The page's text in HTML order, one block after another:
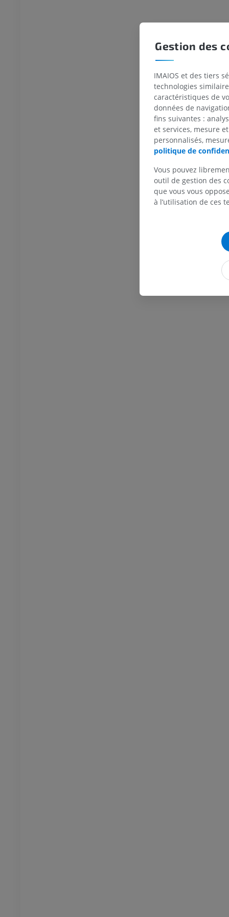
Illustrations
TDM de la cheville et du pied
Gestion des
IMAIOS et des tiers
technologies
caractéristiques de
données de
fins suivantes :
et services, mesure
personnalisés,
politique de
Vous pouvez
outil de gestion des
que vous vous
à l’utilisation de ces